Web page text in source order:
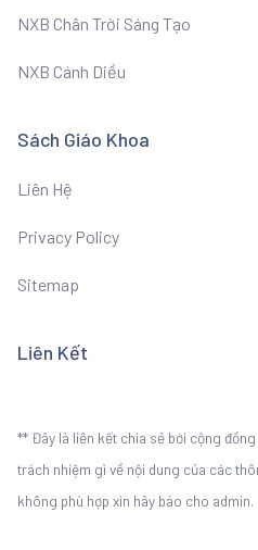
NXB Chân Trời Sáng Tạo
NXB Cánh Diều
Sách Giáo Khoa
Liên Hệ
Privacy Policy
Sitemap
Liên Kết
** Đây là liên kết chia sẻ bới cộng
trách nhiệm gì về nội dung của các
không phù hợp xin hãy báo cho admin.